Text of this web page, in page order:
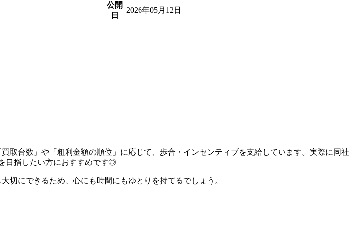
公開
日
2026年05月12日
取台数」や「粗利金額の順位」に応じて、歩合・インセンティブを支給しています。実際に同社
目指したい方におすすめです◎
切にできるため、心にも時間にもゆとりを持てるでしょう。